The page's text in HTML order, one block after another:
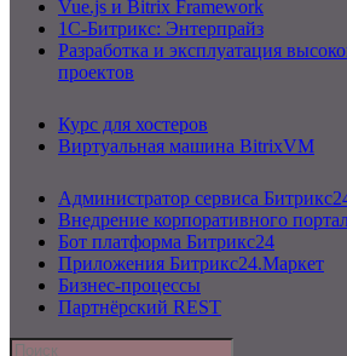
Vue.js и Bitrix Framework
1С-Битрикс: Энтерпрайз
Разработка и эксплуатация
проектов
Курс для хостеров
Виртуальная машина BitrixVM
Администратор сервиса
Внедрение корпоративного
Бот платформа Битрикс24
Приложения Битрикс24.Маркет
Бизнес-процессы
Партнёрский REST